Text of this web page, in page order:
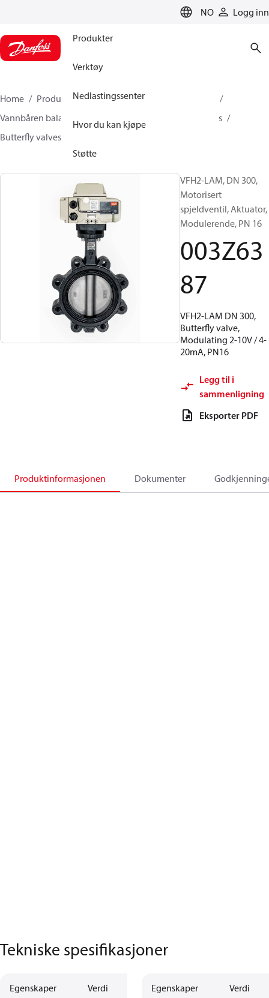
NO Logg inn
Produkter
Verktøy
Nedlastingssenter
Hvor du kan kjøpe
Støtte
Home Produkter
Klimaløsninger for oppvarming
Vannbåren balansering og regulering
Other products
Butterfly valves
VFH2-LAM, DN 300,
Motorisert
spjeldventil, Aktuator,
Modulerende, PN 16
003Z63
87
VFH2-LAM DN 300,
Butterfly valve,
Modulating 2-10V / 4-
20mA, PN16
Legg til i
sammenligning
Eksporter PDF
Produktinformasjonen Dokumenter
Tekniske spesifikasjoner
Egenskaper Verdi Egenskaper Verdi